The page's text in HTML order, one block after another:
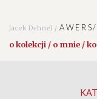
Jacek Dehnel /
o kolekcji / o mnie /